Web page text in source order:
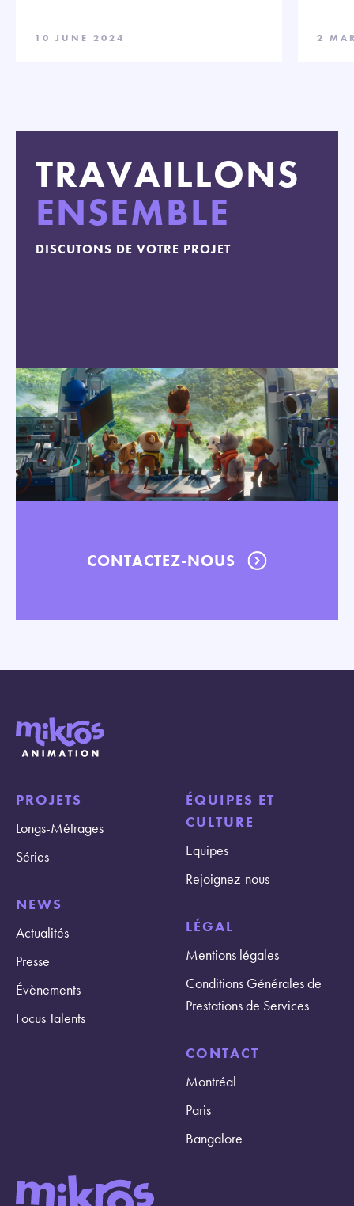
10 JUNE 2024 2
TRAVAILLONS
ENSEMBLE
DISCUTONS DE VOTRE PROJET
CONTACTEZ-NOUS
PROJETS
Longs-Métrages
Séries
NEWS
Actualités
Presse
Évènements
Focus Talents
ÉQUIPES ET
CULTURE
Equipes
Rejoignez-nous
LÉGAL
Mentions légales
Conditions Générales de
Prestations de Services
CONTACT
Montréal
Paris
Bangalore